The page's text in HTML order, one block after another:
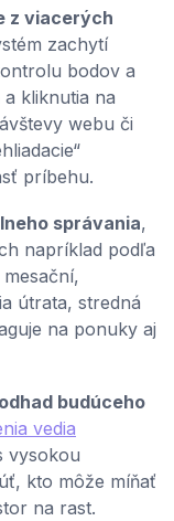
z viacerých
zachytí
bodov a
kliknutia na
webu či
príbehu.
správania,
napríklad podľa
útrata, stredná
na ponuky aj
budúceho
vedia
vysokou
kto môže míňať
na rast.